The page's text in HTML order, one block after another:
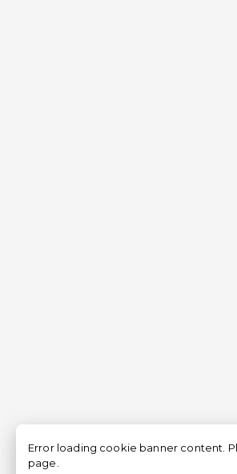
Error loading cookie banner content.
page.